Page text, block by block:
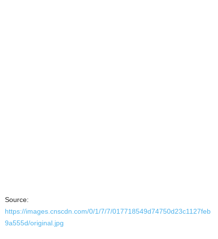
Source:
https://images.cnscdn.com/0/1/7/7/017718549d74750d23c1127feb
9a555d/original.jpg